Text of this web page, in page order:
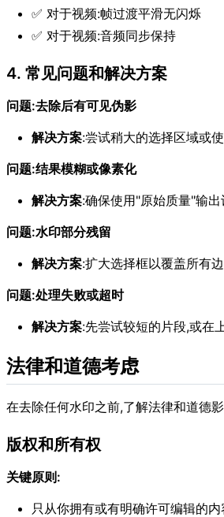
✅ 对于视频:帧过渡平滑无闪烁
✅ 对于视频:音频同步保持
4. 常见问题和解决方案
问题:去除后有可见伪影
解决方案:尝试稍大的选择区域或
问题:结果模糊或像素化
解决方案:确保使用"原始质量"输出
问题:水印部分残留
解决方案:扩大选择框以覆盖所有
问题:处理失败或超时
解决方案:先尝试较短的片段,或在
法律和道德考虑
在去除任何水印之前,了解法律和道德影
版权和所有权
关键原则:
只从你拥有或有明确许可编辑的